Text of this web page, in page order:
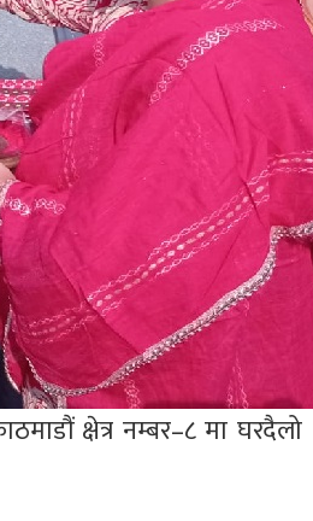
क्षेत्र नम्बर–८ मा घरदैलो